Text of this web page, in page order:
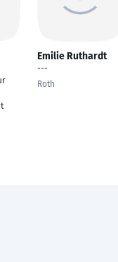
Emilie Ruthardt
---
Roth